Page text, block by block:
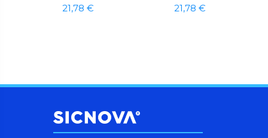
21,78 € 21,78 €